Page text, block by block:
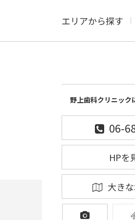
エリアから探す
野上歯科クリニック
06-
HPを
大き